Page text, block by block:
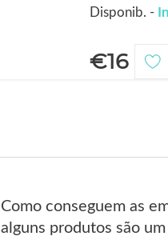
Disponib. -
€16
Como conseguem as
alguns produtos são